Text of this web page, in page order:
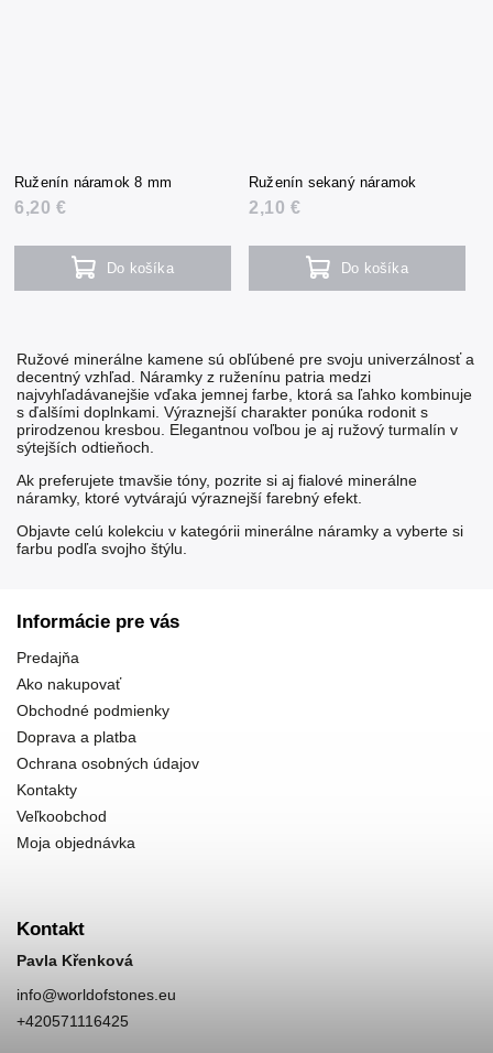
Ruženín náramok 8 mm
6,20 €
Do košíka
Ruženín sekaný náramok
2,10 €
Do košíka
Ružové minerálne kamene sú obľúbené pre svoju univerzálnosť a
decentný vzhľad. Náramky z ruženínu patria medzi
najvyhľadávanejšie vďaka jemnej farbe, ktorá sa ľahko kombinuje
s ďalšími doplnkami. Výraznejší charakter ponúka rodonit s
prirodzenou kresbou. Elegantnou voľbou je aj ružový turmalín v
sýtejších odtieňoch.
Ak preferujete tmavšie tóny, pozrite si aj fialové minerálne
náramky, ktoré vytvárajú výraznejší farebný efekt.
Objavte celú kolekciu v kategórii minerálne náramky a vyberte si
farbu podľa svojho štýlu.
Informácie pre vás
Predajňa
Ako nakupovať
Obchodné podmienky
Doprava a platba
Ochrana osobných údajov
Kontakty
Veľkoobchod
Moja objednávka
Kontakt
Pavla Křenková
info@worldofstones.eu
+420571116425